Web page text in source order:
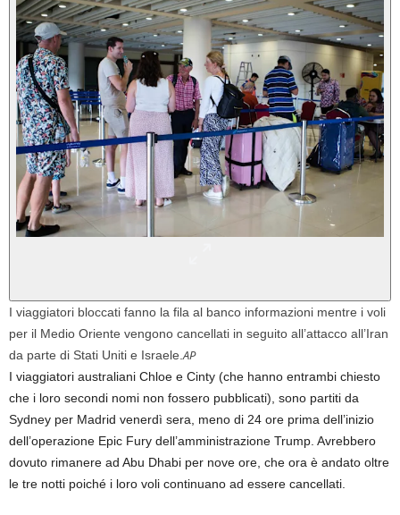
I viaggiatori bloccati fanno la fila al banco informazioni mentre i voli
per il Medio Oriente vengono cancellati in seguito all’attacco all’Iran
da parte di Stati Uniti e Israele. AP
I viaggiatori australiani Chloe e Cinty (che hanno entrambi chiesto
che i loro secondi nomi non fossero pubblicati), sono partiti da
Sydney per Madrid venerdì sera, meno di 24 ore prima dell’inizio
dell’operazione Epic Fury dell’amministrazione Trump. Avrebbero
dovuto rimanere ad Abu Dhabi per nove ore, che ora è andato oltre
le tre notti poiché i loro voli continuano ad essere cancellati.